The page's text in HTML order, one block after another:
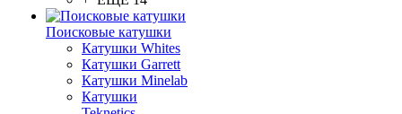
Поисковые катушки
Катушки Whites
Катушки Garrett
Катушки Minelab
Катушки